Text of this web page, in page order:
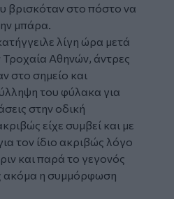
βρισκόταν στο πόστο να
μπάρα.
λίγη ώρα μετά
Τροχαία Αθηνών, άντρες
στο σημείο και
του φύλακα για
στην οδική
είχε συμβεί και με
τον ίδιο ακριβώς λόγο
και παρά το γεγονός
ακόμα η συμμόρφωση